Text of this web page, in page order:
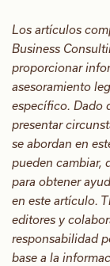
Los artículos
Business
proporcionar
asesoramiento
específico. Dado
presentar
se abordan en
pueden cambiar,
para obtener
en este artículo.
editores y
responsabilidad
base a la